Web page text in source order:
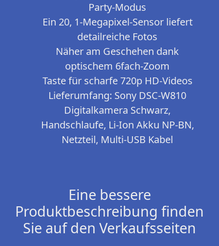
Party-Modus
Ein 20, 1-Megapixel-Sensor liefert
detailreiche Fotos
Näher am Geschehen dank
optischem 6fach-Zoom
Taste für scharfe 720p HD-Videos
Lieferumfang: Sony DSC-W810
Digitalkamera Schwarz,
Handschlaufe, Li-Ion Akku NP-BN,
Netzteil, Multi-USB Kabel
Eine bessere
Produktbeschreibung finden
Sie auf den Verkaufsseiten